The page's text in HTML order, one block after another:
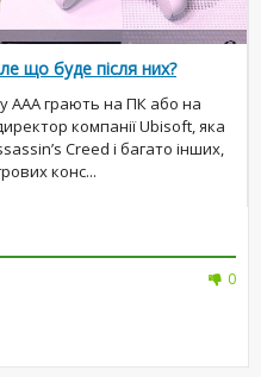
що буде після них?
AAA грають на ПК або на
компанії Ubisoft, яка
Creed і багато інших,
конс...
0